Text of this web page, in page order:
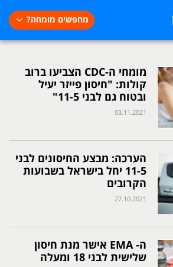
מחפשים מומחה?
מומחי ה-CDC הצביעו ברוב
קולות: "חיסון פייזר יעיל
ובטוח גם לבני 11-5"
03.11.2021
הערכה: מבצע החיסונים לבני
11-5 יחל בישראל בשבועות
הקרובים
27.10.2021
ה- EMA אישר מנת חיסון
שלישית לבני 18 ומעלה